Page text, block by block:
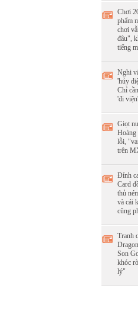
Chơi
phẩm
chơi
đâu",
tiếng
Nghi
'hủy
Chỉ
'đi
Giọt
Hoàng
lỗi,
trên
Đỉnh
Card
thủ
và cái
cũng
Tranh
Son
khóc
lý"